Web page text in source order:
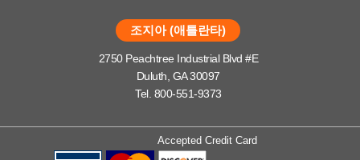
조지아 (애틀란타)
2750 Peachtree Industrial Blvd #E
Duluth, GA 30097
Tel. 800-551-9373
Accepted Credit Card